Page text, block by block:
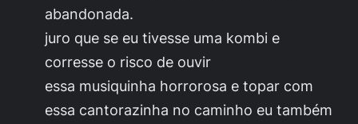
abandonada.
juro que se eu tivesse uma kombi e
corresse o risco de ouvir
essa musiquinha horrorosa e topar com
essa cantorazinha no caminho eu também